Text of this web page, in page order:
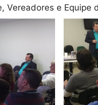
Vereadores e Equipe